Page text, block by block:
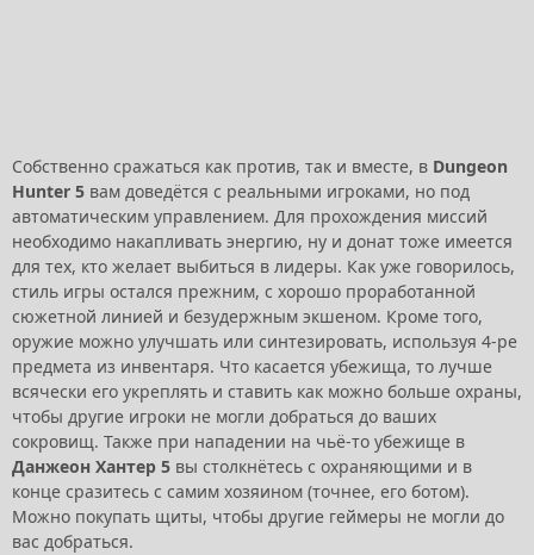
Собственно сражаться как против, так и вместе, в Dungeon
Hunter 5 вам доведётся с реальными игроками, но под
автоматическим управлением. Для прохождения миссий
необходимо накапливать энергию, ну и донат тоже имеется
для тех, кто желает выбиться в лидеры. Как уже говорилось,
стиль игры остался прежним, с хорошо проработанной
сюжетной линией и безудержным экшеном. Кроме того,
оружие можно улучшать или синтезировать, используя 4-ре
предмета из инвентаря. Что касается убежища, то лучше
всячески его укреплять и ставить как можно больше охраны,
чтобы другие игроки не могли добраться до ваших
сокровищ. Также при нападении на чьё-то убежище в
Данжеон Хантер 5 вы столкнётесь с охраняющими и в
конце сразитесь с самим хозяином (точнее, его ботом).
Можно покупать щиты, чтобы другие геймеры не могли до
вас добраться.